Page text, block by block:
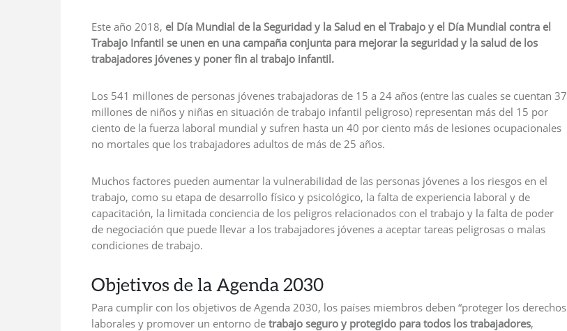
Este año 2018, el Día Mundial de la Seguridad y la Salud en el Trabajo y el Día Mundial contra el
Trabajo Infantil se unen en una campaña conjunta para mejorar la seguridad y la salud de los
trabajadores jóvenes y poner fin al trabajo infantil.
Los 541 millones de personas jóvenes trabajadoras de 15 a 24 años (entre las cuales se cuentan 37
millones de niños y niñas en situación de trabajo infantil peligroso) representan más del 15 por
ciento de la fuerza laboral mundial y sufren hasta un 40 por ciento más de lesiones ocupacionales
no mortales que los trabajadores adultos de más de 25 años.
Muchos factores pueden aumentar la vulnerabilidad de las personas jóvenes a los riesgos en el
trabajo, como su etapa de desarrollo físico y psicológico, la falta de experiencia laboral y de
capacitación, la limitada conciencia de los peligros relacionados con el trabajo y la falta de poder
de negociación que puede llevar a los trabajadores jóvenes a aceptar tareas peligrosas o malas
condiciones de trabajo.
Objetivos de la Agenda 2030
Para cumplir con los objetivos de Agenda 2030, los países miembros deben “proteger los derechos
laborales y promover un entorno de trabajo seguro y protegido para todos los trabajadores,